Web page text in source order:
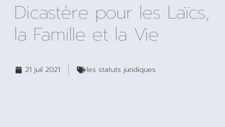
Dicastère pour les Laïcs,
la Famille et la Vie
21 juil 2021 les statuts juridiques